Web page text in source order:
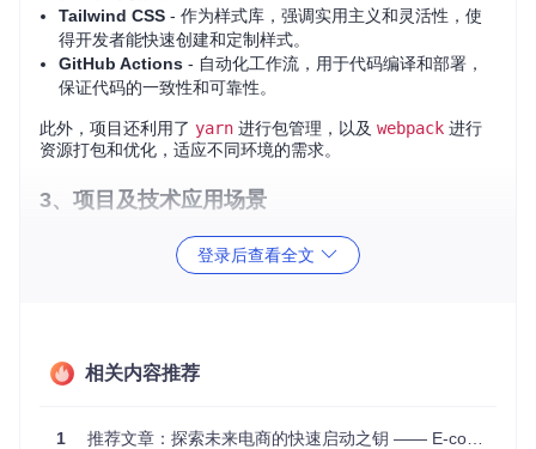
Tailwind CSS - 作为样式库，强调实用主义和灵活性，使
得开发者能快速创建和定制样式。
GitHub Actions - 自动化工作流，用于代码编译和部署，
保证代码的一致性和可靠性。
此外，项目还利用了 yarn 进行包管理，以及 webpack 进行
资源打包和优化，适应不同环境的需求。
3、项目及技术应用场景
Tailwindcomponents Cheatsheet 可以在以下场景中发挥重要
学习 Tailwind CSS
握 Tailwind CSS 的类结构和使用方法。
致性。
登录后查看全文
相关内容推荐
1 推荐文章：探索未来电商的快速启动之钥 —— E-commerce Template